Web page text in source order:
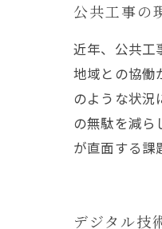
公共工事の
近年、公共工
地域との協働
のような状況
の無駄を減ら
が直面する課
デジタル技